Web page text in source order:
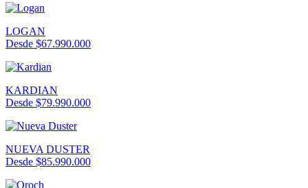
LOGAN
Desde $67.990.000
KARDIAN
Desde $79.990.000
NUEVA DUSTER
Desde $85.990.000